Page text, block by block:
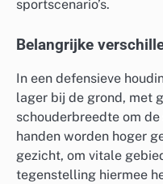
sportscenario’s.
Belangrijke
In een defensieve
lager bij de grond, met
schouderbreedte om
handen worden hoger
gezicht, om vitale
tegenstelling hiermee